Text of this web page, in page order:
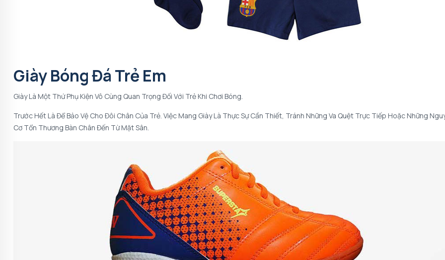
Giày Bóng Đá Trẻ Em
Giày Là Một Thứ Phụ Kiện Vô Cùng Quan Trọng Đối Với Trẻ Khi Chơi Bóng.
Trước Hết Là Để Bảo Vệ Cho Đôi Chân Của Trẻ. Việc Mang Giày Là Thực Sự Cần Thiết, Tránh Những Va Quệt Trực Tiếp Hoặc Những
Cơ Tổn Thương Bàn Chân Đến Từ Mặt Sân.